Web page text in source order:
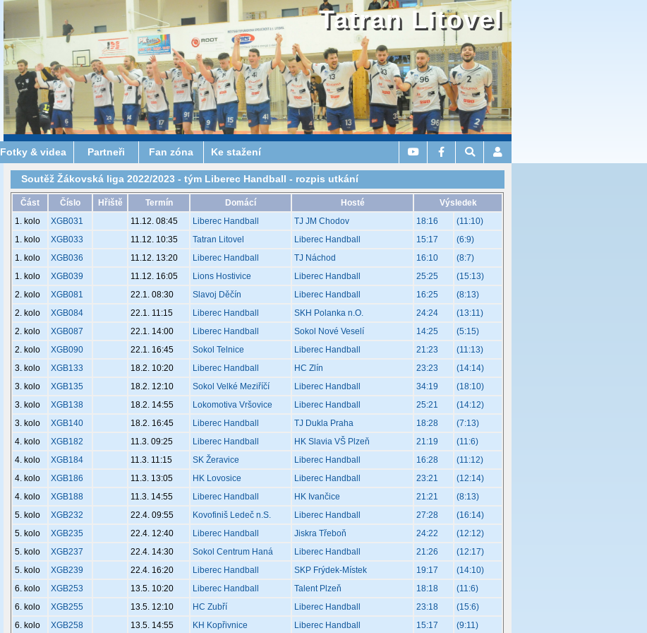
Tatran Litovel
Fotky & videa Partneři Fan zóna Ke stažení
Soutěž Žákovská liga 2022/2023 - tým Liberec Handball - rozpis utkání
Část Číslo Hřiště Termín Domácí Hosté
Výsledek
1. kolo
XGB031 11.12. 08:45 Liberec Handball TJ JM Chodov 18:16
(11:10)
1. kolo
XGB033 11.12. 10:35 Tatran Litovel Liberec Handball 15:17
(6:9)
1. kolo
XGB036 11.12. 13:20 Liberec Handball TJ Náchod 16:10
(8:7)
1. kolo
XGB039 11.12. 16:05 Lions Hostivice Liberec Handball 25:25
(15:13)
2. kolo
XGB081 22.1. 08:30 Slavoj Děčín Liberec Handball 16:25
(8:13)
2. kolo
XGB084 22.1. 11:15 Liberec Handball SKH Polanka n.O. 24:24
(13:11)
2. kolo
XGB087 22.1. 14:00 Liberec Handball Sokol Nové Veselí 14:25
(5:15)
2. kolo
XGB090 22.1. 16:45 Sokol Telnice Liberec Handball 21:23
(11:13)
3. kolo
XGB133 18.2. 10:20 Liberec Handball HC Zlín 23:23
(14:14)
3. kolo
XGB135 18.2. 12:10 Sokol Velké Meziříčí Liberec Handball 34:19
(18:10)
3. kolo
XGB138 18.2. 14:55 Lokomotiva Vršovice Liberec Handball 25:21
(14:12)
3. kolo
XGB140 18.2. 16:45 Liberec Handball TJ Dukla Praha 18:28
(7:13)
4. kolo
XGB182 11.3. 09:25 Liberec Handball HK Slavia VŠ Plzeň 21:19
(11:6)
4. kolo
XGB184 11.3. 11:15 SK Žeravice Liberec Handball 16:28
(11:12)
4. kolo
XGB186 11.3. 13:05 HK Lovosice Liberec Handball 23:21
(12:14)
4. kolo
XGB188 11.3. 14:55 Liberec Handball HK Ivančice 21:21
(8:13)
5. kolo
XGB232 22.4. 09:55 Kovofiniš Ledeč n.S. Liberec Handball 27:28
(16:14)
5. kolo
XGB235 22.4. 12:40 Liberec Handball Jiskra Třeboň 24:22
(12:12)
5. kolo
XGB237 22.4. 14:30 Sokol Centrum Haná Liberec Handball 21:26
(12:17)
5. kolo
XGB239 22.4. 16:20 Liberec Handball SKP Frýdek-Místek 19:17
(14:10)
6. kolo
XGB253 13.5. 10:20 Liberec Handball Talent Plzeň 18:18
(11:6)
6. kolo
XGB255 13.5. 12:10 HC Zubří Liberec Handball 23:18
(15:6)
6. kolo
XGB258 13.5. 14:55 KH Kopřivnice Liberec Handball 15:17 (9:11)